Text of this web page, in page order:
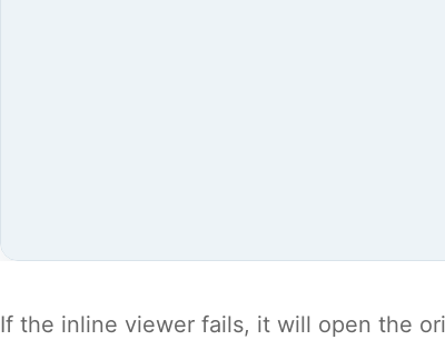
If the inline viewer fails, it will open the